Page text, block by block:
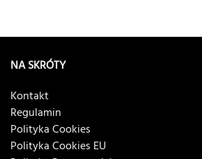
NA SKRÓTY
Kontakt
Regulamin
Polityka Cookies
Polityka Cookies EU